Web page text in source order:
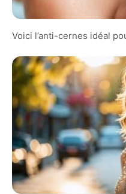
Voici l’anti-cernes idéal